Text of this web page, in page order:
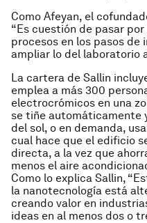
Como Afeyan, el
“Es cuestión de pasar
procesos en los pasos
ampliar lo del laboratorio
La cartera de Sallin
emplea a más 300
electrocrómicos en una
se tiñe automáticamente
del sol, o en demanda,
cual hace que el edificio
directa, a la vez que
menos el aire
Como lo explica Sallin,
la nanotecnología está
creando valor en
ideas en al menos dos o